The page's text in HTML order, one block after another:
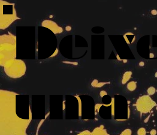
Deixe
uma